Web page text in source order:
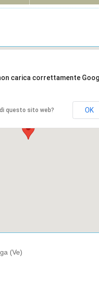
carica correttamente
questo sito web? OK
(Ve)